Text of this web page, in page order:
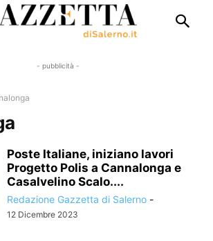
- pubblicità -
Poste Italiane, iniziano lavori
Progetto Polis a Cannalonga e
Casalvelino Scalo....
Redazione Gazzetta di Salerno -
12 Dicembre 2023